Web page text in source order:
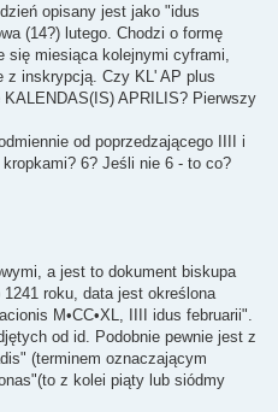
opisany jest jako "idus
(14?) lutego. Chodzi o formę
się miesiąca kolejnymi cyframi,
z inskrypcją. Czy KL' AP plus
APRILIS? Pierwszy
od poprzedzającego IIII i
6? Jeśli nie 6 - to co?
a jest to dokument biskupa
roku, data jest określona
M•CC•XL, IIII idus februarii".
od id. Podobnie pewnie jest z
(terminem oznaczającym
z kolei piąty lub siódmy